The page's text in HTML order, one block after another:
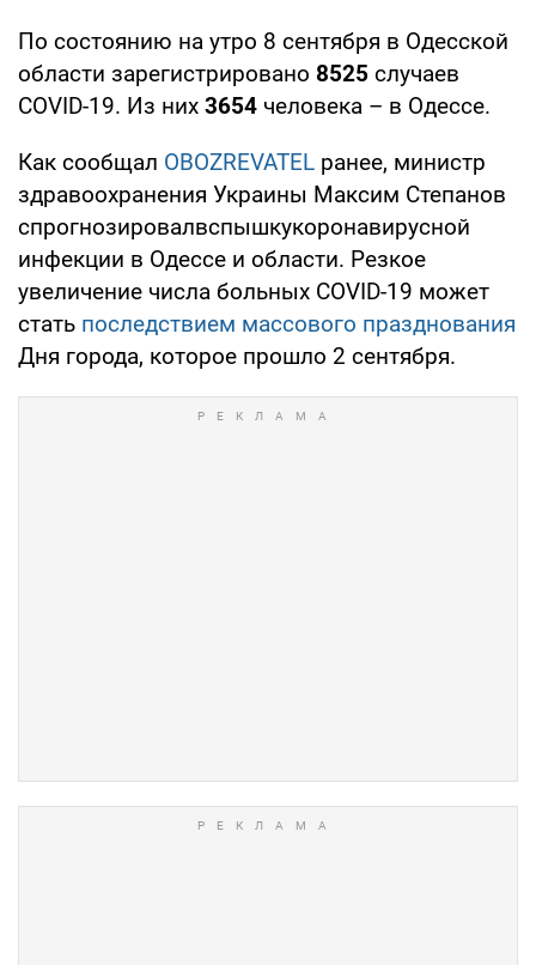
По состоянию на утро 8 сентября в Одесской
области зарегистрировано 8525 случаев
COVID-19. Из них 3654 человека – в Одессе.
Как сообщал OBOZREVATEL ранее, министр
здравоохранения Украины Максим Степанов
спрогнозировалвспышкукоронавирусной
инфекции в Одессе и области. Резкое
увеличение числа больных COVID-19 может
стать последствием массового празднования
Дня города, которое прошло 2 сентября.